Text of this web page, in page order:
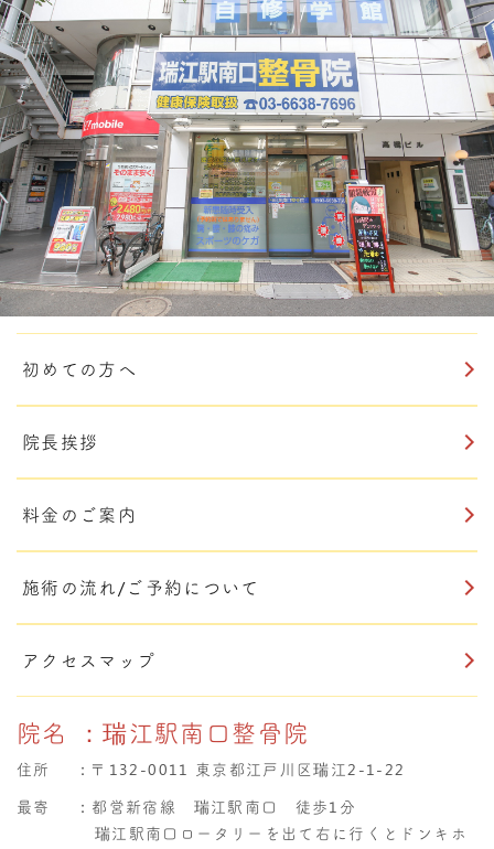
初めての方へ
院長挨拶
料金のご案内
施術の流れ/ご予約について
アクセスマップ
院名 ：瑞江駅南口整骨院
住所 ： 〒132-0011 東京都江戸川区瑞江2-1-22
最寄
：都営新宿線 瑞江駅南口 徒歩1分
瑞江駅南口ロータリーを出て右に行くとドンキホ